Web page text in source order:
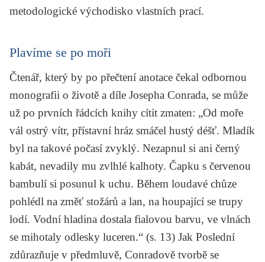
metodologické východisko vlastních prací.
Plavíme se po moři
Čtenář, který by po přečtení anotace čekal odbornou
monografii o životě a díle Josepha Conrada, se může
už po prvních řádcích knihy cítit zmaten: „Od moře
vál ostrý vítr, přístavní hráz smáčel hustý déšť. Mladík
byl na takové počasí zvyklý. Nezapnul si ani černý
kabát, nevadily mu zvlhlé kalhoty. Čapku s červenou
bambulí si posunul k uchu. Během loudavé chůze
pohlédl na změť stožárů a lan, na houpající se trupy
lodí. Vodní hladina dostala fialovou barvu, ve vlnách
se mihotaly odlesky luceren.“ (s. 13) Jak Poslední
zdůrazňuje v předmluvě, Conradově tvorbě se